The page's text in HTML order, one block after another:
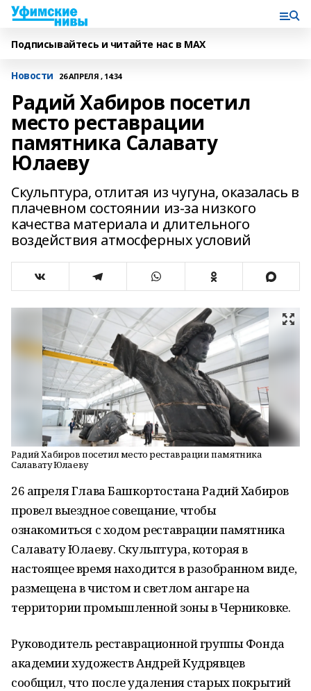
Подписывайтесь и читайте нас в MAX
Новости 26 АПРЕЛЯ , 14:34
Радий Хабиров посетил
место реставрации
памятника Салавату
Юлаеву
Cкульптура, отлитая из чугуна, оказалась в
плачевном состоянии из-за низкого
качества материала и длительного
воздействия атмосферных условий
Радий Хабиров посетил место реставрации памятника
Салавату Юлаеву
26 апреля Глава Башкортостана Радий Хабиров
провел выездное совещание, чтобы
ознакомиться с ходом реставрации памятника
Салавату Юлаеву. Скульптура, которая в
настоящее время находится в разобранном виде,
размещена в чистом и светлом ангаре на
территории промышленной зоны в Черниковке.
Руководитель реставрационной группы Фонда
академии художеств Андрей Кудрявцев
сообщил, что после удаления старых покрытий